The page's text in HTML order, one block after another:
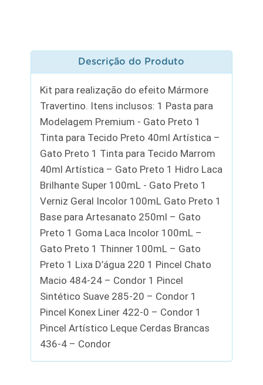
Descrição do Produto
Kit para realização do efeito Mármore
Travertino. Itens inclusos: 1 Pasta para
Modelagem Premium - Gato Preto 1
Tinta para Tecido Preto 40ml Artística –
Gato Preto 1 Tinta para Tecido Marrom
40ml Artística – Gato Preto 1 Hidro Laca
Brilhante Super 100mL - Gato Preto 1
Verniz Geral Incolor 100mL Gato Preto 1
Base para Artesanato 250ml – Gato
Preto 1 Goma Laca Incolor 100mL –
Gato Preto 1 Thinner 100mL – Gato
Preto 1 Lixa D’água 220 1 Pincel Chato
Macio 484-24 – Condor 1 Pincel
Sintético Suave 285-20 – Condor 1
Pincel Konex Liner 422-0 – Condor 1
Pincel Artístico Leque Cerdas Brancas
436-4 – Condor